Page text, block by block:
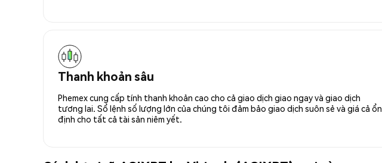
Thanh khoản sâu
Phemex cung cấp tính thanh khoản cao cho cả giao dịch giao ngay và giao dịch
tương lai. Sổ lệnh số lượng lớn của chúng tôi đảm bảo giao dịch suôn sẻ và giá cả ổn
định cho tất cả tài sản niêm yết.